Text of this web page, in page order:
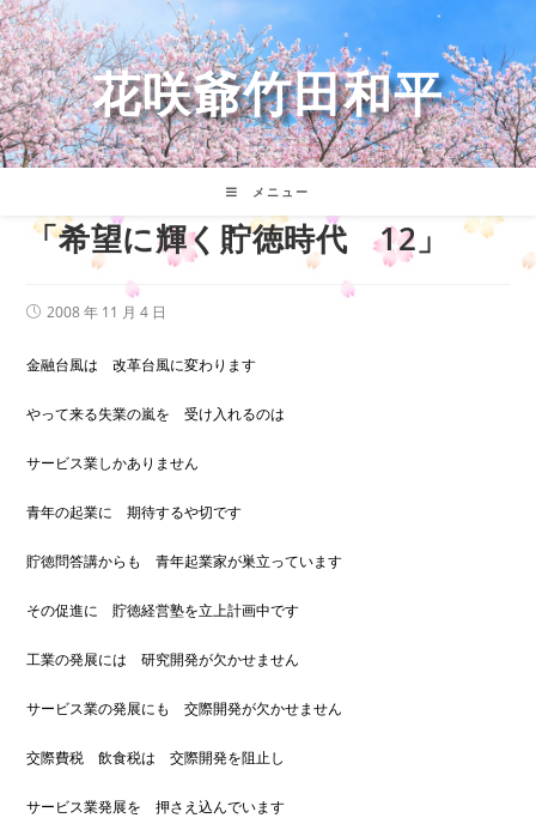
コ
ン
テ
ン
ツ
へ
ス
花咲爺竹田和平
メニュー
「希望に輝く貯徳時代 12」
投
開
2008 年 11 月 4 日
金融台風は 改革台風に変わります
やって来る失業の嵐を 受け入れるのは
サービス業しかありません
青年の起業に 期待するや切です
貯徳問答講からも 青年起業家が巣立っています
その促進に 貯徳経営塾を立上計画中です
工業の発展には 研究開発が欠かせません
サービス業の発展にも 交際開発が欠かせません
交際費税 飲食税は 交際開発を阻止し
サービス業発展を 押さえ込んでいます